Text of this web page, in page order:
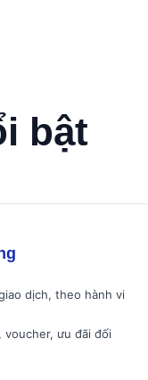
bật
dịch, theo hành vi
ưu đãi đối